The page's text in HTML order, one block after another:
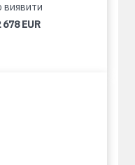
виявити
678 EUR